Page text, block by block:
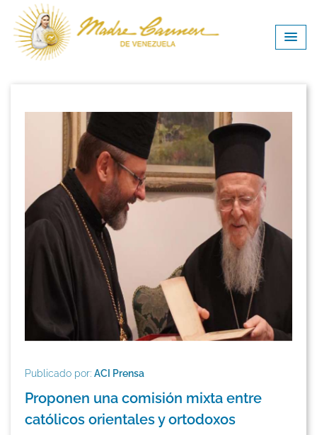
Publicado por: ACI Prensa
Proponen una comisión mixta entre
católicos orientales y ortodoxos